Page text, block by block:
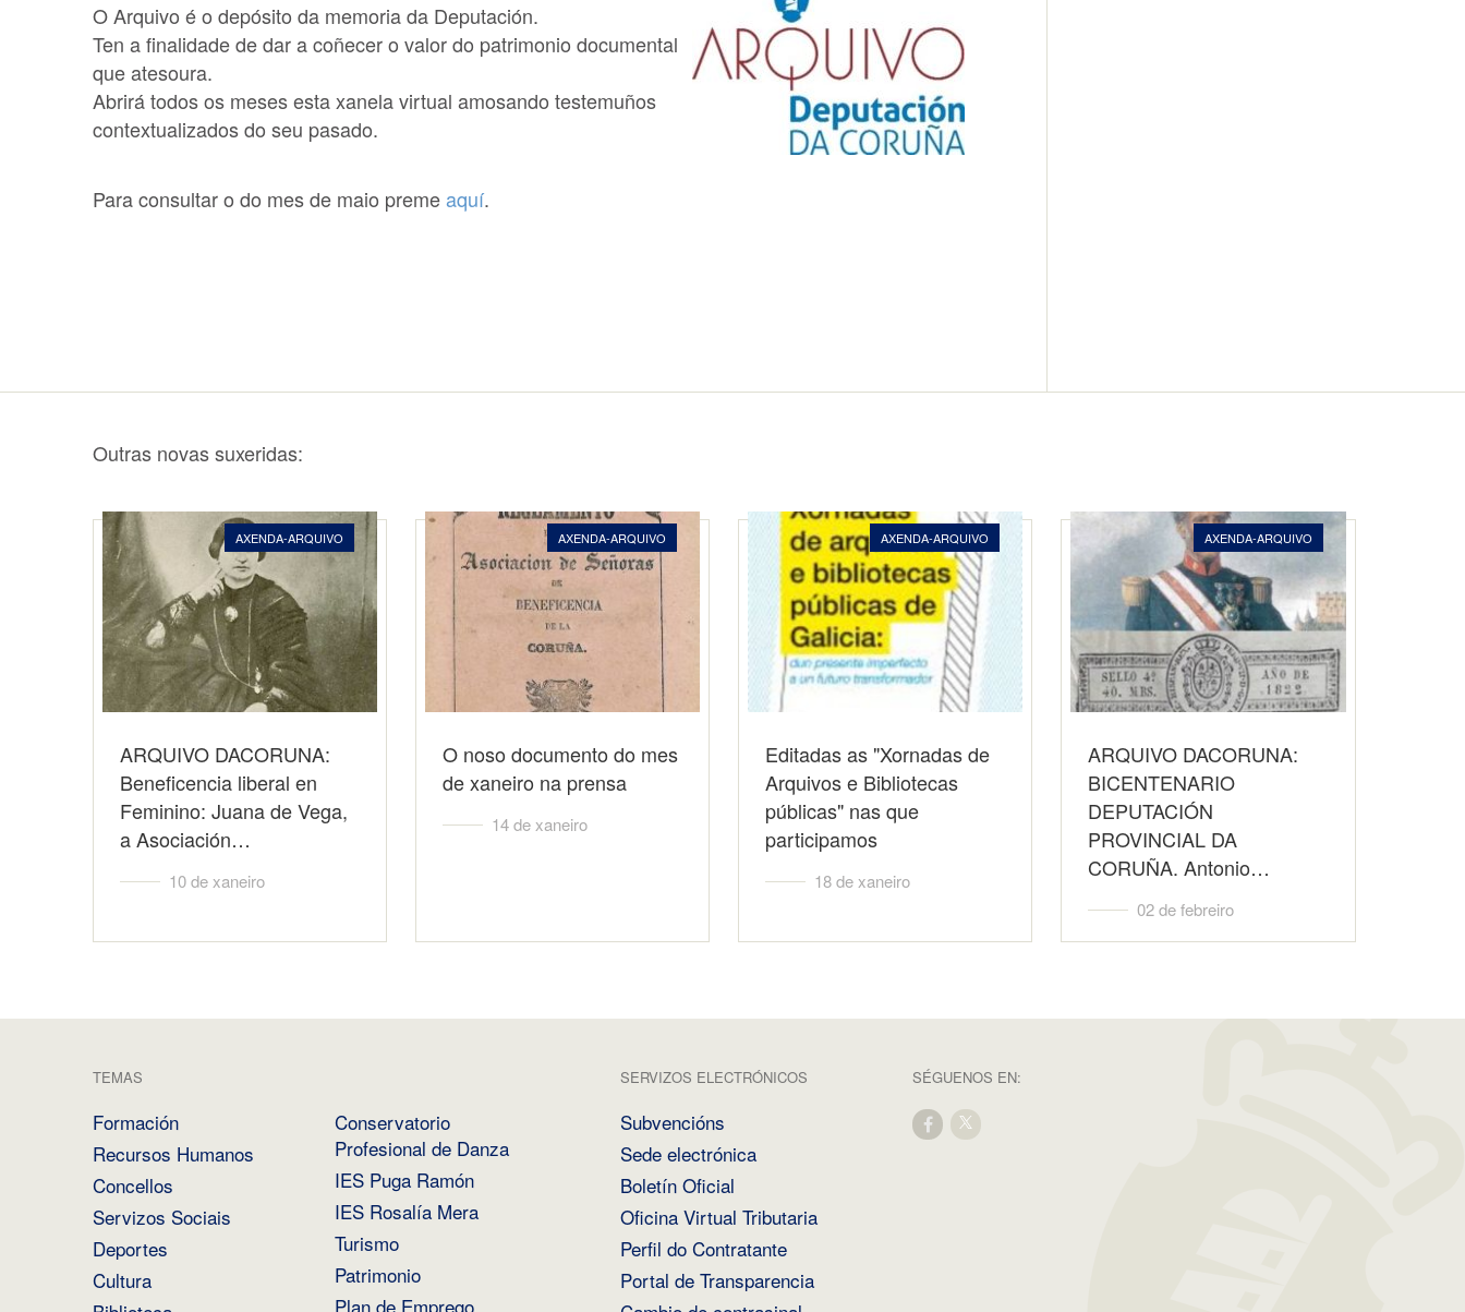
O Arquivo é o depósito da memoria da Deputación.
Ten a finalidade de dar a coñecer o valor do patrimonio documental
que atesoura.
Abrirá todos os meses esta xanela virtual amosando testemuños
contextualizados do seu pasado.
Para consultar o do mes de maio premeaquí.
Outras novas suxeridas:
AXENDA-ARQUIVO
ARQUIVO DACORUNA:
Beneficencia liberal en
Feminino: Juana de Vega,
a Asociación…
10 de xaneiro
AXENDA-ARQUIVO
O noso documento do mes
de xaneiro na prensa
14 de xaneiro
AXENDA-ARQUIVO
Editadas as "Xornadas de
Arquivos e Bibliotecas
públicas" nas que
participamos
18 de xaneiro
AXENDA-ARQUIVO
ARQUIVO DACORUNA:
BICENTENARIO
DEPUTACIÓN
PROVINCIAL DA
CORUÑA. Antonio…
02 de febreiro
TEMAS
Formación
Recursos Humanos
Concellos
Servizos Sociais
Deportes
Cultura
Conservatorio
Profesional de Danza
IES Puga Ramón
IES Rosalía Mera
Turismo
Patrimonio
Plan de Emprego
SERVIZOS ELECTRÓNICOS
Subvencións
Sede electrónica
Boletín Oficial
Oficina Virtual Tributaria
Perfil do Contratante
Portal de Transparencia
SÉGUENOS EN: